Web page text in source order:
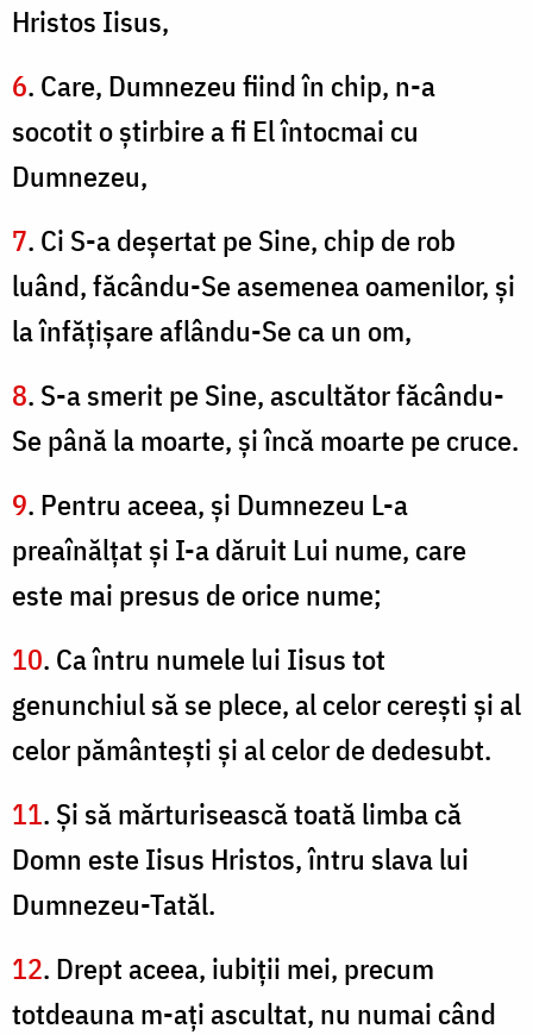
Hristos Iisus,
6. Care, Dumnezeu fiind în chip, n-a
socotit o ştirbire a fi El întocmai cu
Dumnezeu,
7. Ci S-a deşertat pe Sine, chip de rob
luând, făcându-Se asemenea oamenilor, şi
la înfăţişare aflându-Se ca un om,
8. S-a smerit pe Sine, ascultător făcându-
Se până la moarte, şi încă moarte pe cruce.
9. Pentru aceea, şi Dumnezeu L-a
preaînălţat şi I-a dăruit Lui nume, care
este mai presus de orice nume;
10. Ca întru numele lui Iisus tot
genunchiul să se plece, al celor cereşti şi al
celor pământeşti şi al celor de dedesubt.
11. Şi să mărturisească toată limba că
Domn este Iisus Hristos, întru slava lui
Dumnezeu-Tatăl.
12. Drept aceea, iubiţii mei, precum
totdeauna m-aţi ascultat, nu numai când